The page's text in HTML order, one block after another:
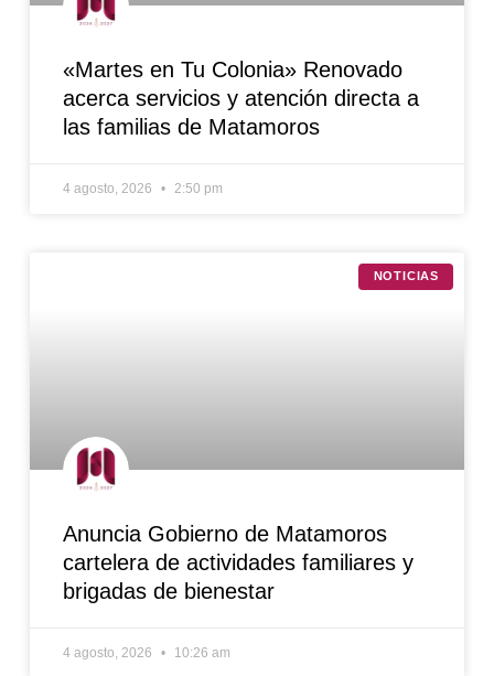
«Martes en Tu Colonia» Renovado
acerca servicios y atención directa a
las familias de Matamoros
4 agosto, 2026 2:50 pm
NOTICIAS
Anuncia Gobierno de Matamoros
cartelera de actividades familiares y
brigadas de bienestar
4 agosto, 2026 10:26 am